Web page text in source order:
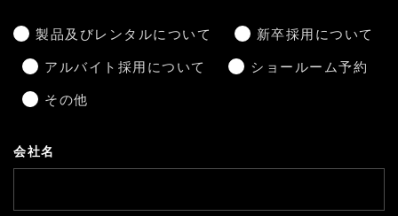
製品及びレンタルについて 新卒採用について
アルバイト採用について ショールーム予約
その他
会社名